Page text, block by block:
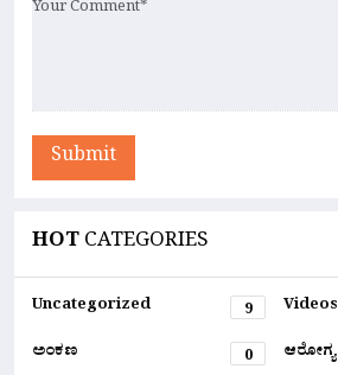
Submit
HOTCATEGORIES
Uncategorized 9 Videos
ಅಂಕಣ
0 ಆರೋಗ್ಯ